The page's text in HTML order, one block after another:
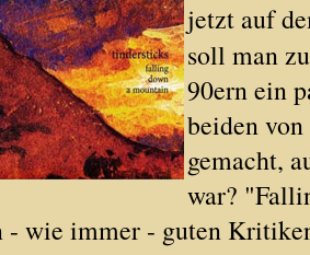
jetzt auf
soll man
90ern ein
beiden von
gemacht,
war?
- wie immer - guten